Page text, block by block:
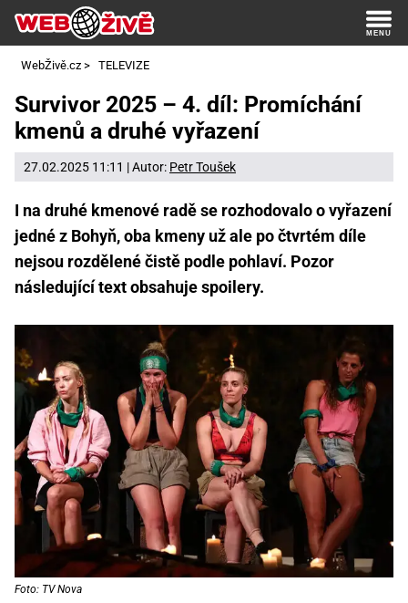
WebŽivě.cz > TELEVIZE
Survivor 2025 – 4. díl: Promíchání
kmenů a druhé vyřazení
27.02.2025 11:11 | Autor: Petr Toušek
I na druhé kmenové radě se rozhodovalo o vyřazení
jedné z Bohyň, oba kmeny už ale po čtvrtém díle
nejsou rozdělené čistě podle pohlaví. Pozor
následující text obsahuje spoilery.
Foto: TV Nova